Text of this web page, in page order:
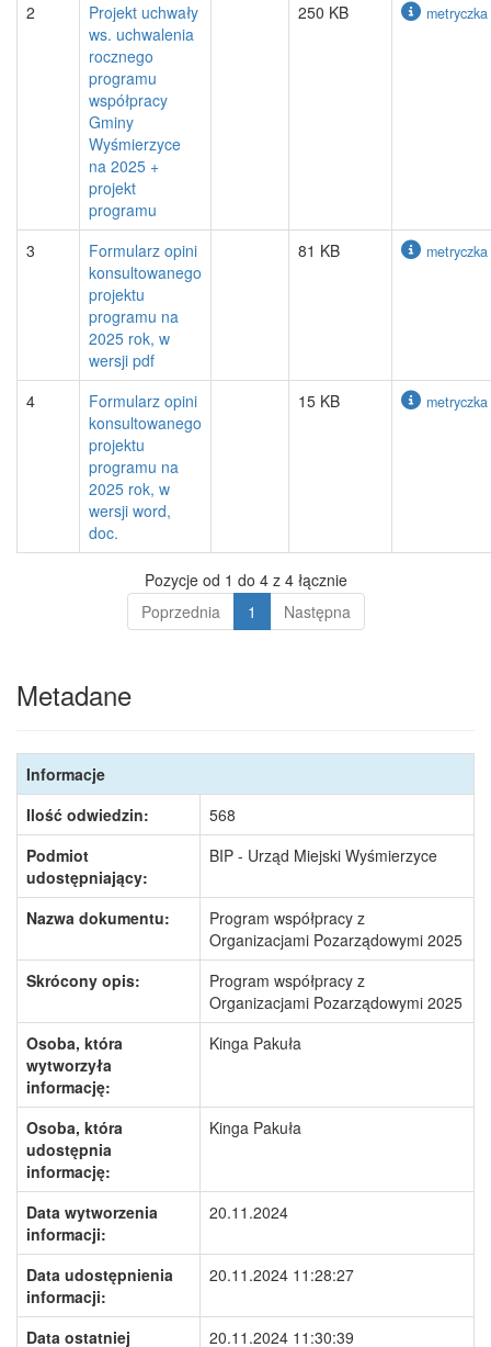
2
Projekt uchwały
ws. uchwalenia
rocznego
programu
współpracy
Gminy
Wyśmierzyce
na 2025 +
projekt
programu
250 KB metryczka
3
Formularz opini
konsultowanego
projektu
programu na
2025 rok, w
wersji pdf
81 KB metryczka
4
Formularz opini
konsultowanego
projektu
programu na
2025 rok, w
wersji word,
doc.
15 KB metryczka
Pozycje od 1 do 4 z 4 łącznie
Poprzednia
1 Następna
Metadane
Informacje
Ilość odwiedzin:
568
Podmiot
udostępniający:
BIP - Urząd Miejski Wyśmierzyce
Nazwa dokumentu:
Program współpracy z
Organizacjami Pozarządowymi 2025
Skrócony opis:
Program współpracy z
Organizacjami Pozarządowymi 2025
Osoba, która
wytworzyła
informację:
Kinga Pakuła
Osoba, która
udostępnia
informację:
Kinga Pakuła
Data wytworzenia
informacji:
20.11.2024
Data udostępnienia
informacji:
20.11.2024 11:28:27
Data ostatniej 20.11.2024 11:30:39